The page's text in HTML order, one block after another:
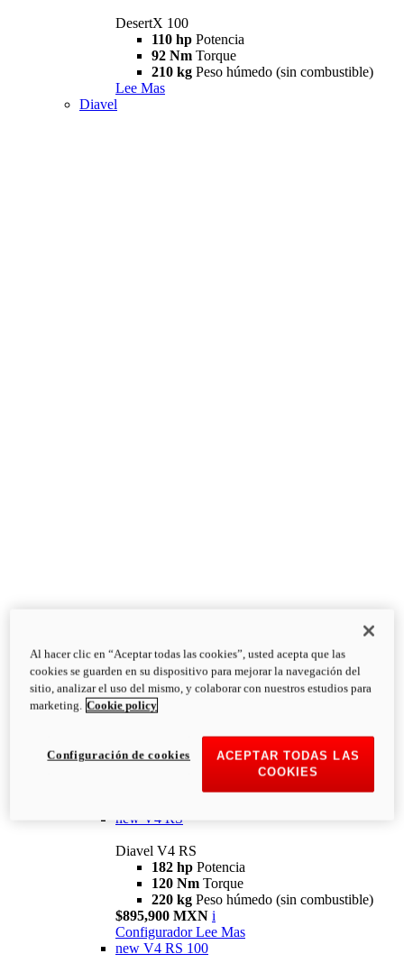
DesertX 100
110 hp Potencia
92 Nm Torque
210 kg Peso húmedo (sin combustible)
Lee Mas
Diavel
Diavel
V4
Diavel V4
126 NmTorque
223 kg
PESO HÚMEDO SIN
new V4 RS
Diavel V4 RS
182 hp Potencia
120 Nm Torque
220 kg Peso húmedo (sin combustible)
$895,900 MXN i
Configurador Lee Mas
new V4 RS 100
Al hacer clic en “Aceptar todas las cookies”, usted acepta que las
cookies se guarden en su dispositivo para mejorar la navegación del
sitio, analizar el uso del mismo, y colaborar con nuestros estudios para
marketing. Cookie policy
ACEPTAR TODAS LAS
COOKIES
Configuración de cookies